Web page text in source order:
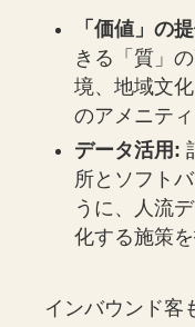
「価値」の
きる「質」
境、地域文
のアメニテ
データ活用:
所とソフト
うに、人流
化する施策を
インバウンド客